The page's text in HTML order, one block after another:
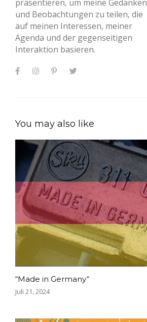
präsentieren, um meine Gedanken
und Beobachtungen zu teilen, die
auf meinen Interessen, meiner
Agenda und der gegenseitigen
Interaktion basieren.
You may also like
“Made in Germany“
Juli 21, 2024